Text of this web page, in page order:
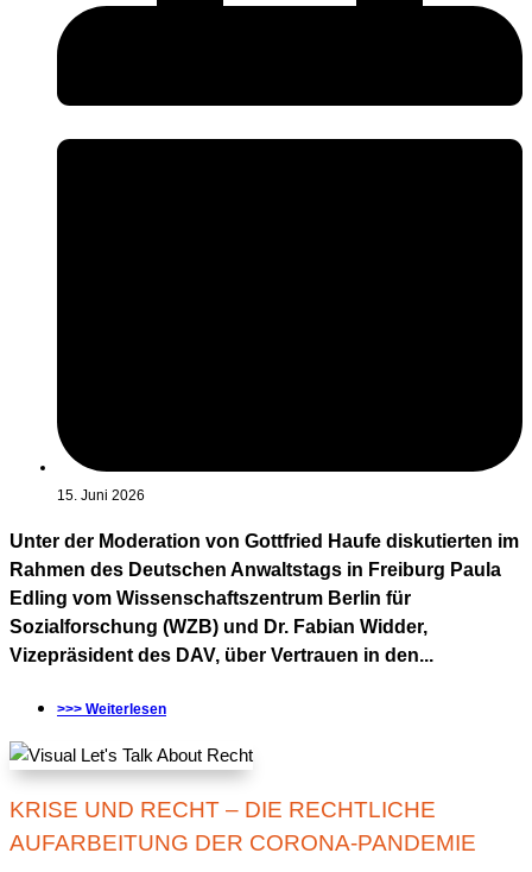
15. Juni 2026
Unter der Moderation von Gottfried Haufe diskutierten im
Rahmen des Deutschen Anwaltstags in Freiburg Paula
Edling vom Wissenschaftszentrum Berlin für
Sozialforschung (WZB) und Dr. Fabian Widder,
Vizepräsident des DAV, über Vertrauen in den...
>>> Weiterlesen
KRISE UND RECHT – DIE RECHTLICHE
AUFARBEITUNG DER CORONA-PANDEMIE